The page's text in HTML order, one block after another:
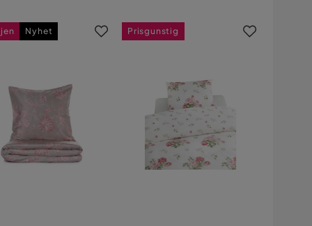
Nyhet Prisgunstig